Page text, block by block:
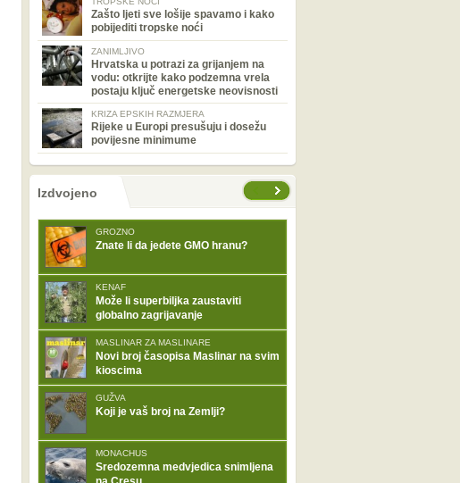
Zašto ljeti sve lošije spavamo i kako
pobijediti tropske noći
ZANIMLJIVO
Hrvatska u potrazi za grijanjem na
vodu: otkrijte kako podzemna vrela
postaju ključ energetske neovisnosti
KRIZA EPSKIH RAZMJERA
Rijeke u Europi presušuju i dosežu
povijesne minimume
prethodne stranice
sljedećeIzdvojeno
GROZNO
Znate li da jedete GMO hranu?
KENAF
Može li superbiljka zaustaviti
globalno zagrijavanje
MASLINAR ZA MASLINARE
Novi broj časopisa Maslinar na svim
kioscima
GUŽVA
Koji je vaš broj na Zemlji?
MONACHUS
Sredozemna medvjedica snimljena